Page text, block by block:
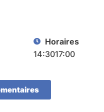
Horaires
14:3017:00